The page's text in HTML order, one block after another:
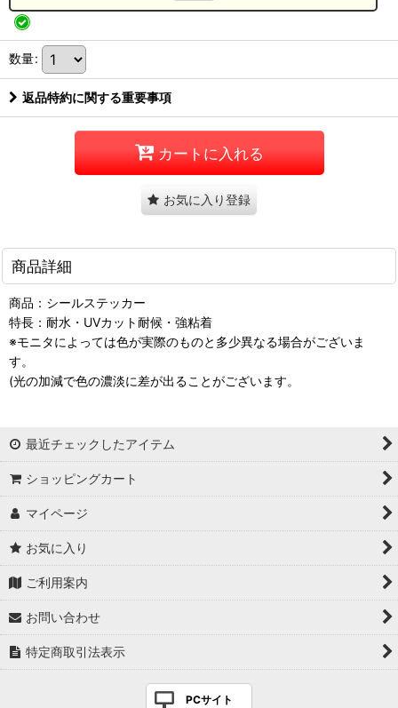
数量:
返品特約に関する重要事項
カートに入れる
お気に入り登録
商品詳細
商品：シールステッカー
特長：耐水・UVカット耐候・強粘着
※モニタによっては色が実際のものと多少異なる場合がございま
す。
(光の加減で色の濃淡に差が出ることがございます。
最近チェックしたアイテム
ショッピングカート
マイページ
お気に入り
ご利用案内
お問い合わせ
特定商取引法表示
PCサイト